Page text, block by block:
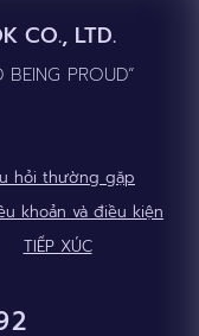
CO., LTD.
BEING PROUD”
hỏi thường gặp
khoản và điều kiện
TIẾP XÚC